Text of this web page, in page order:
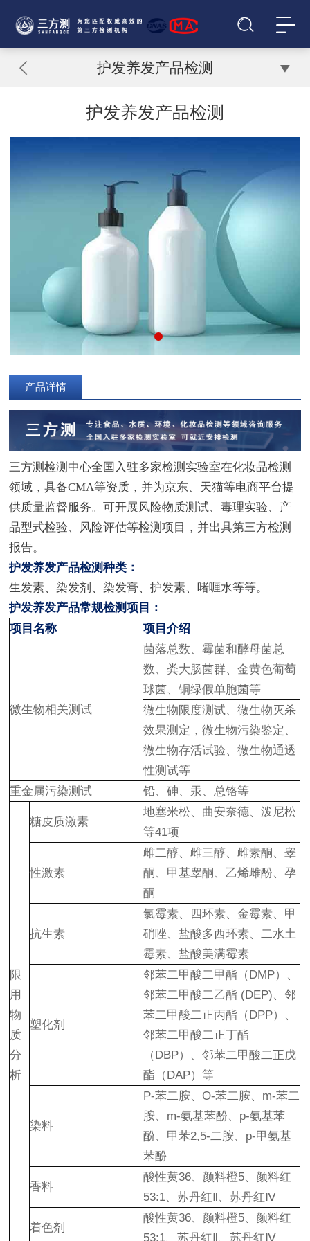
护发养发产品检测
护发养发产品检测
产品详情
三方测检测中心全国入驻多家检测实验室在化妆品检测
领域，具备CMA等资质，并为京东、天猫等电商平台提
供质量监督服务。可开展风险物质测试、毒理实验、产
品型式检验、风险评估等检测项目，并出具第三方检测
报告。
护发养发产品检测种类：
生发素、染发剂、染发膏、护发素、啫喱水等等。
护发养发产品常规检测项目：
项目名称
项目介绍
微生物相关测试
菌落总数、霉菌和酵母菌总
数、粪大肠菌群、金黄色葡萄
球菌、铜绿假单胞菌等
微生物限度测试、微生物灭杀
效果测定，微生物污染鉴定、
微生物存活试验、微生物通透
性测试等
重金属污染测试
铅、砷、汞、总铬等
限
用
物
质
分
析
糖皮质激素
地塞米松、曲安奈德、泼尼松
等41项
性激素
雌二醇、雌三醇、雌素酮、睾
酮、甲基睾酮、乙烯雌酚、孕
酮
抗生素
氯霉素、四环素、金霉素、甲
硝唑、盐酸多西环素、二水土
霉素、盐酸美满霉素
塑化剂
邻苯二甲酸二甲酯（DMP）、
邻苯二甲酸二乙酯 (DEP)、邻
苯二甲酸二正丙酯（DPP）、
邻苯二甲酸二正丁酯
（DBP）、邻苯二甲酸二正戊
酯（DAP）等
染料
P-苯二胺、O-苯二胺、m-苯二
胺、m-氨基苯酚、p-氨基苯
酚、甲苯2,5-二胺、p-甲氨基
苯酚
香料
酸性黄36、颜料橙5、颜料红
53:1、苏丹红Ⅱ、苏丹红Ⅳ
着色剂
酸性黄36、颜料橙5、颜料红
53:1、苏丹红Ⅱ、苏丹红Ⅳ